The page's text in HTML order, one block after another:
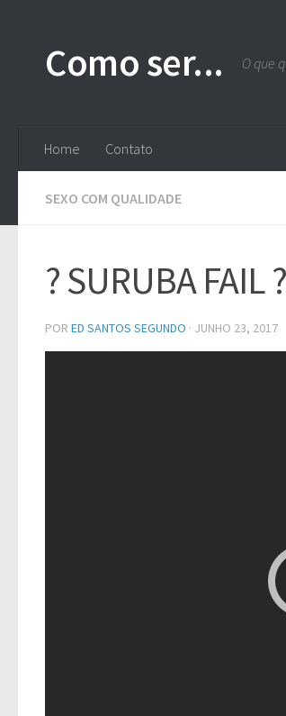
Como ser... O que
Home Contato
SEXO COM QUALIDADE
? SURUBA
POR ED SANTOS SEGUNDO · JUNHO 23, 2017